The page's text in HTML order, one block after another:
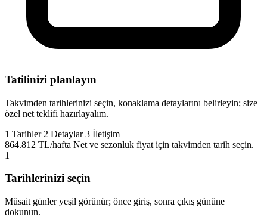
Tatilinizi planlayın
Takvimden tarihlerinizi seçin, konaklama detaylarını belirleyin; size
özel net teklifi hazırlayalım.
1 Tarihler 2 Detaylar3 İletişim
864.812 TL/hafta Net ve sezonluk fiyat için takvimden tarih seçin.
1
Tarihlerinizi seçin
Müsait günler yeşil görünür; önce giriş, sonra çıkış gününe
dokunun.